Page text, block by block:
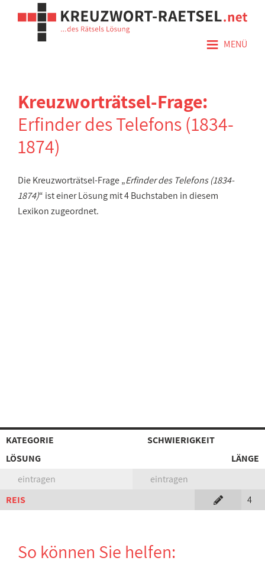
≡ MENÜ
Kreuzworträtsel-Frage:
Erfinder des Telefons (1834-
1874)
Die Kreuzworträtsel-Frage „Erfinder des Telefons (1834-
1874)“ ist einer Lösung mit 4 Buchstaben in diesem
Lexikon zugeordnet.
KATEGORIE
SCHWIERIGKEIT
LÖSUNG
LÄNGE
eintragen
eintragen
REIS
4
So können Sie helfen: